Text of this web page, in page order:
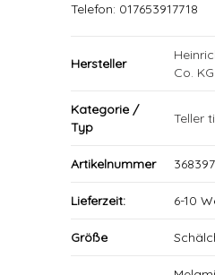
Telefon: 017653917718
Hersteller
Co. KG
Kategorie /
Typ
Teller
Artikelnummer
Lieferzeit: 6-10
Größe